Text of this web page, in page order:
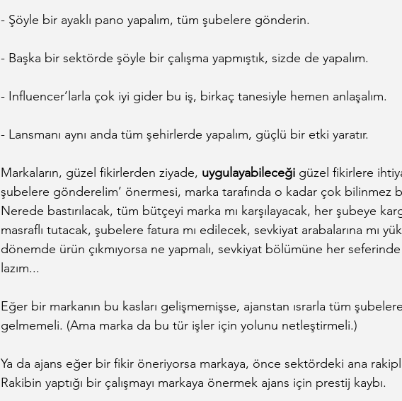
- Şöyle bir ayaklı pano yapalım, tüm şubelere gönderin.
- Başka bir sektörde şöyle bir çalışma yapmıştık, sizde de yapalım.
- Influencer’larla çok iyi gider bu iş, birkaç tanesiyle hemen anlaşalım.
- Lansmanı aynı anda tüm şehirlerde yapalım, güçlü bir etki yaratır.
Markaların, güzel fikirlerden ziyade, uygulayabileceği güzel fikirlere
şubelere gönderelim’ önermesi, marka tarafında o kadar çok bilinmez
Nerede bastırılacak, tüm bütçeyi marka mı karşılayacak, her şubeye
masraflı tutacak, şubelere fatura mı edilecek, sevkiyat arabalarına mı
dönemde ürün çıkmıyorsa ne yapmalı, sevkiyat bölümüne her seferinde
lazım...
Eğer bir markanın bu kasları gelişmemişse, ajanstan ısrarla tüm
gelmemeli. (Ama marka da bu tür işler için yolunu netleştirmeli.)
Ya da ajans eğer bir fikir öneriyorsa markaya, önce sektördeki ana
Rakibin yaptığı bir çalışmayı markaya önermek ajans için prestij kaybı.